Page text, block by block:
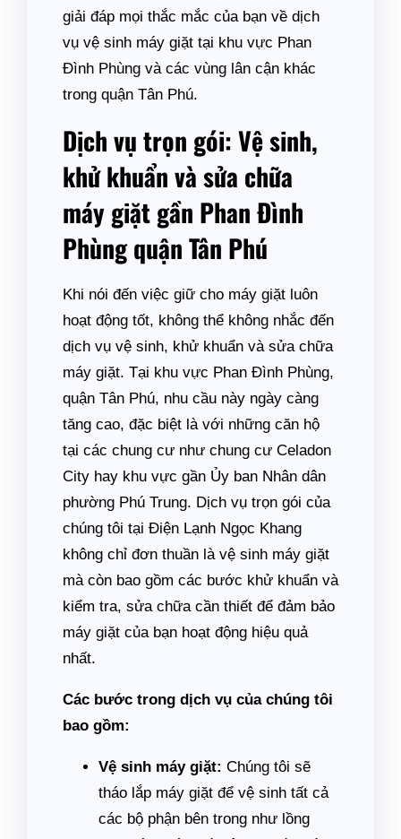
giải đáp mọi thắc mắc của bạn về dịch
vụ vệ sinh máy giặt tại khu vực Phan
Đình Phùng và các vùng lân cận khác
trong quận Tân Phú.
Dịch vụ trọn gói: Vệ sinh,
khử khuẩn và sửa chữa
máy giặt gần Phan Đình
Phùng quận Tân Phú
Khi nói đến việc giữ cho máy giặt luôn
hoạt động tốt, không thể không nhắc đến
dịch vụ vệ sinh, khử khuẩn và sửa chữa
máy giặt. Tại khu vực Phan Đình Phùng,
quận Tân Phú, nhu cầu này ngày càng
tăng cao, đặc biệt là với những căn hộ
tại các chung cư như chung cư Celadon
City hay khu vực gần Ủy ban Nhân dân
phường Phú Trung. Dịch vụ trọn gói của
chúng tôi tại Điện Lạnh Ngọc Khang
không chỉ đơn thuần là vệ sinh máy giặt
mà còn bao gồm các bước khử khuẩn và
kiểm tra, sửa chữa cần thiết để đảm bảo
máy giặt của bạn hoạt động hiệu quả
nhất.
Các bước trong dịch vụ của chúng tôi
bao gồm:
Vệ sinh máy giặt: Chúng tôi sẽ
tháo lắp máy giặt để vệ sinh tất cả
các bộ phận bên trong như lồng